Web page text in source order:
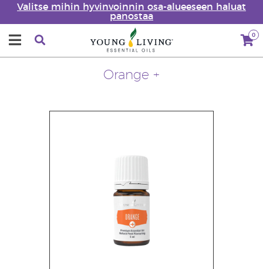
Valitse mihin hyvinvoinnin osa-alueeseen haluat
panostaa
0
Orange +